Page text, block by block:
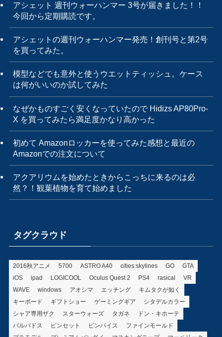
アシェット 週刊ウォーハンマー 3号が届きました！！
今回から定期購読です。
アシェットの週刊ウォーハンマー発売！創刊号と第2号
を買ってみた。
模型などでも意外と使うウエットティッシュ。ケース
は何がいいのか試してみた
なぜかものすごく安くなっていたので Hidizs AP80Pro-
X を買ってみたら満足度かなり高かった
初めて Amazonロッカーを使ってみた感想と最近の
Amazonでの注文について
アクアリウムを始めたときからこっちに来るのは必
然？！観葉植物を育て始めました
タグクラウド
2016秋アニメ 5700 ASTRO A40 cities:skylines GO
GTA
iOS
ipad LOGICOOL Oculus Quest 2 PS4 rasical
VR
WAVE
windows アオシマ エッチング
キムタクが如く
キーボード
ギフトショー ゲーミングギア
シタデルカラー
シャア専用ザク
スターウォーズ タガネ
ドン・キホーテ
バルバドス
ピンセット ピンバイス
ファインモールド